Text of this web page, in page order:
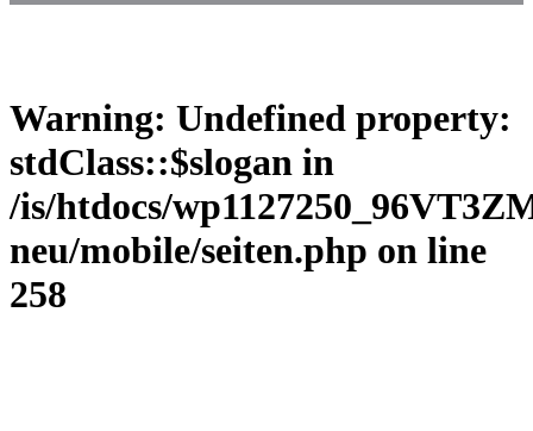
Warning: Undefined property:
stdClass::$slogan in
/is/htdocs/
neu/mobile/seiten.php on line
258